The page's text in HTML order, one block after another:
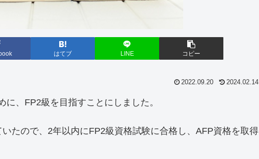
はてブ LINE コピー
2022.09.20 2024.02.14
、FP2級を目指すことにしました。
たので、2年以内にFP2級資格試験に合格し、AFP資格を取得